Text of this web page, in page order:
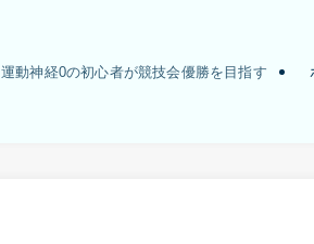
運動神経0の初心者が競技会優勝を目指す